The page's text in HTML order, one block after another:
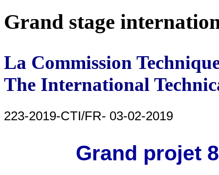
Grand stage
La Commission
The International
223-2019-CTI/FR- 03-02-2019
Grand projet